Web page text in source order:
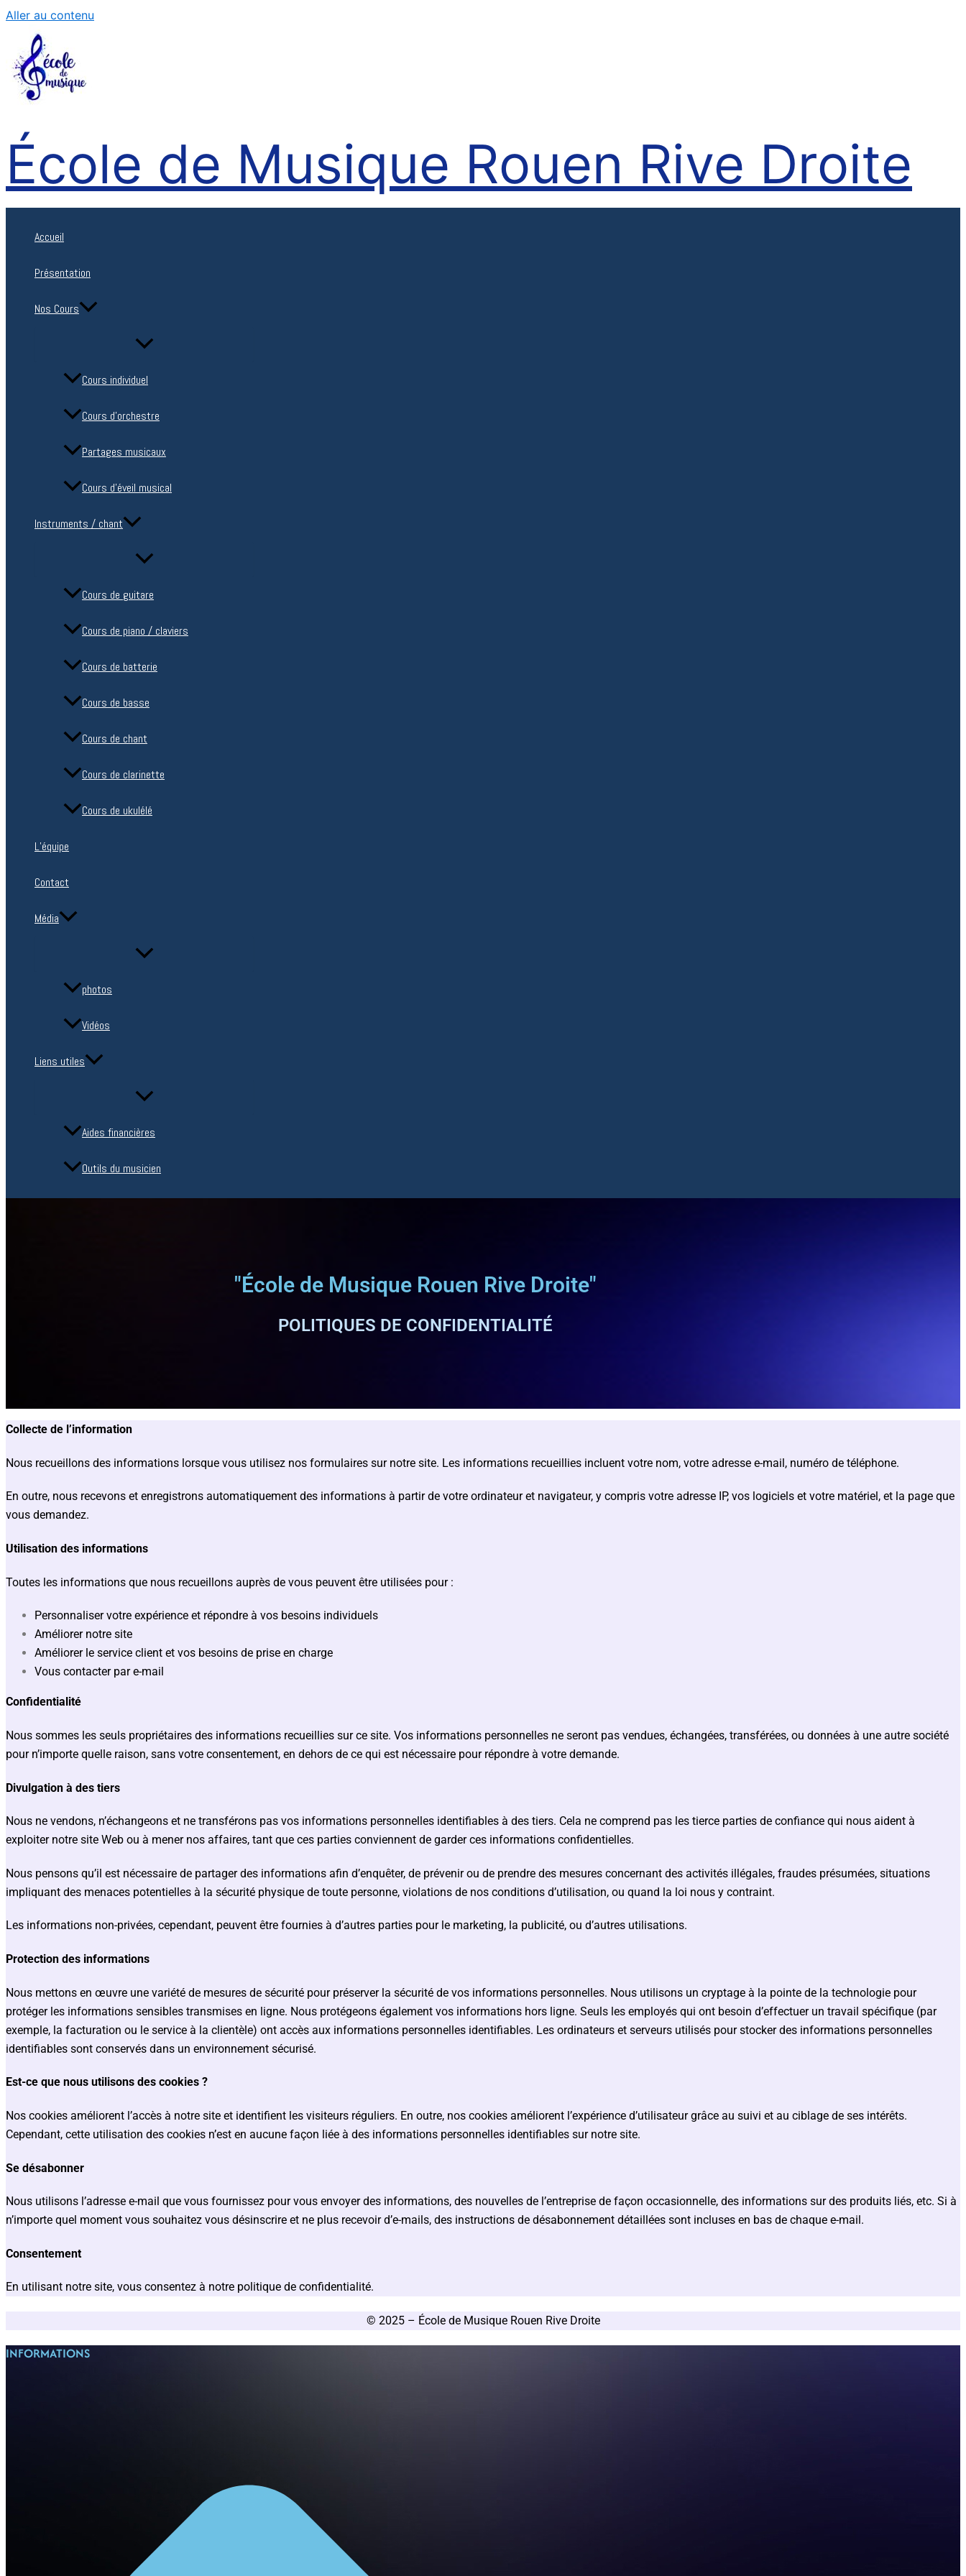
Aller au contenu
École de Musique Rouen Rive Droite
Accueil
Présentation
Nos Cours
Cours individuel
Cours d’orchestre
Partages musicaux
Cours d’éveil musical
Instruments / chant
Cours de guitare
Cours de piano / claviers
Cours de batterie
Cours de basse
Cours de chant
Cours de clarinette
Cours de ukulélé
L’équipe
Contact
Média
photos
Vidéos
Liens utiles
Aides financières
Outils du musicien
"École de Musique Rouen Rive Droite"
POLITIQUES DE CONFIDENTIALITÉ
Collecte de l’information
Nous recueillons des informations lorsque vous utilisez nos formulaires sur notre site. Les informations recueillies incluent votre nom, votre adresse e-mail, numéro de téléphone.
En outre, nous recevons et enregistrons automatiquement des informations à partir de votre ordinateur et navigateur, y compris votre adresse IP, vos logiciels et votre matériel, et la page que
vous demandez.
Utilisation des informations
Toutes les informations que nous recueillons auprès de vous peuvent être utilisées pour :
Personnaliser votre expérience et répondre à vos besoins individuels
Améliorer notre site
Améliorer le service client et vos besoins de prise en charge
Vous contacter par e-mail
Confidentialité
Nous sommes les seuls propriétaires des informations recueillies sur ce site. Vos informations personnelles ne seront pas vendues, échangées, transférées, ou données à une autre société
pour n’importe quelle raison, sans votre consentement, en dehors de ce qui est nécessaire pour répondre à votre demande.
Divulgation à des tiers
Nous ne vendons, n’échangeons et ne transférons pas vos informations personnelles identifiables à des tiers. Cela ne comprend pas les tierce parties de confiance qui nous aident à
exploiter notre site Web ou à mener nos affaires, tant que ces parties conviennent de garder ces informations confidentielles.
Nous pensons qu’il est nécessaire de partager des informations afin d’enquêter, de prévenir ou de prendre des mesures concernant des activités illégales, fraudes présumées, situations
impliquant des menaces potentielles à la sécurité physique de toute personne, violations de nos conditions d’utilisation, ou quand la loi nous y contraint.
Les informations non-privées, cependant, peuvent être fournies à d’autres parties pour le marketing, la publicité, ou d’autres utilisations.
Protection des informations
Nous mettons en œuvre une variété de mesures de sécurité pour préserver la sécurité de vos informations personnelles. Nous utilisons un cryptage à la pointe de la technologie pour
protéger les informations sensibles transmises en ligne. Nous protégeons également vos informations hors ligne. Seuls les employés qui ont besoin d’effectuer un travail spécifique (par
exemple, la facturation ou le service à la clientèle) ont accès aux informations personnelles identifiables. Les ordinateurs et serveurs utilisés pour stocker des informations personnelles
identifiables sont conservés dans un environnement sécurisé.
Est-ce que nous utilisons des cookies ?
Nos cookies améliorent l’accès à notre site et identifient les visiteurs réguliers. En outre, nos cookies améliorent l’expérience d’utilisateur grâce au suivi et au ciblage de ses intérêts.
Cependant, cette utilisation des cookies n’est en aucune façon liée à des informations personnelles identifiables sur notre site.
Se désabonner
Nous utilisons l’adresse e-mail que vous fournissez pour vous envoyer des informations, des nouvelles de l’entreprise de façon occasionnelle, des informations sur des produits liés, etc. Si à
n’importe quel moment vous souhaitez vous désinscrire et ne plus recevoir d’e-mails, des instructions de désabonnement détaillées sont incluses en bas de chaque e-mail.
Consentement
En utilisant notre site, vous consentez à notre politique de confidentialité.
© 2025 – École de Musique Rouen Rive Droite
INFORMATIONS